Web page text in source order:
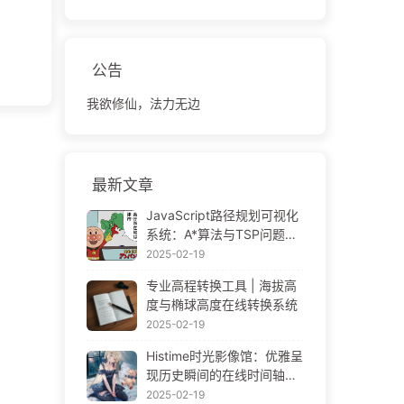
公告
我欲修仙，法力无边
最新文章
JavaScript路径规划可视化
系统：A*算法与TSP问题解
决方案
2025-02-19
专业高程转换工具 | 海拔高
度与椭球高度在线转换系统
2025-02-19
Histime时光影像馆：优雅呈
现历史瞬间的在线时间轴相
册 | Historical Photo Timeli
2025-02-19